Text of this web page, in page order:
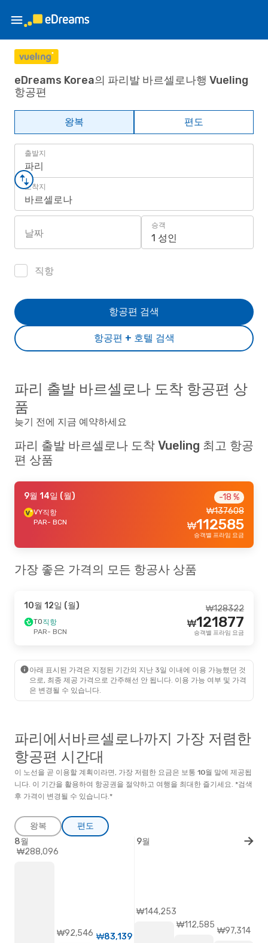
eDreams Korea의 파리발 바르셀로나행 Vueling
항공편
왕복 편도
출발지
파리
도착지
바르셀로나
날짜
승객
1 성인
직항
항공편 + 호텔 검색
항공편 검색
파리 출발 바르셀로나 도착 항공편 상
품
늦기 전에 지금 예약하세요
파리 출발 바르셀로나 도착 Vueling 최고 항공
편 상품
9월 14일 (월)
VY직항
PAR- BCN
-18 %
137608
₩
112585
₩
승객별 프라임 요금
가장 좋은 가격의 모든 항공사 상품
10월 12일 (월)
TO직항
PAR- BCN
128322
₩
121877
₩
승객별 프라임 요금
아래 표시된 가격은 지정된 기간의 지난 3일 이내에 이용 가능했던 것
으로, 최종 제공 가격으로 간주해선 안 됩니다. 이용 가능 여부 및 가격
은 변경될 수 있습니다.
파리에서바르셀로나까지 가장 저렴한
항공편 시간대
이 노선을 곧 이용할 계획이라면, 가장 저렴한 요금은 보통 10월 말에 제공됩
니다. 이 기간을 활용하여 항공권을 절약하고 여행을 최대한 즐기세요. *검색
후 가격이 변경될 수 있습니다.*
왕복 편도
₩288,096
₩92,546 ₩83,139
₩144,253
₩112,585
₩97,314
8월 9월